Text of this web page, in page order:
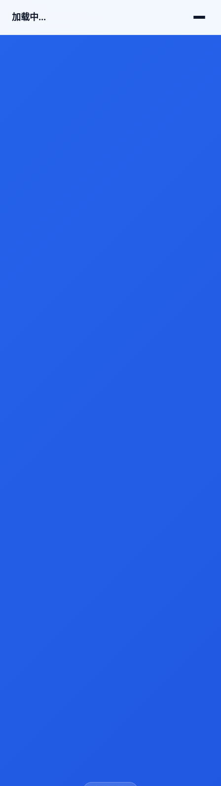
加载中...